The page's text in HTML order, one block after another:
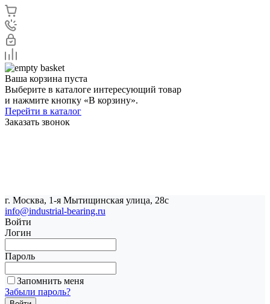
Ваша корзина пуста
Выберите в каталоге интересующий товар
и нажмите кнопку «В корзину».
Перейти в каталог
Заказать звонок
г. Москва, 1-я Мытищинская улица, 28с
info@industrial-bearing.ru
Войти
Логин
Пароль
Запомнить меня
Забыли пароль?